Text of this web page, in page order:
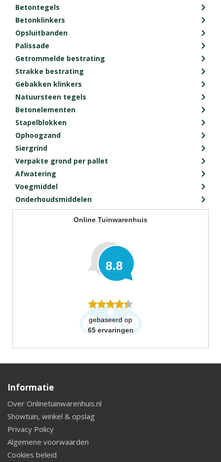
Betontegels
Betonklinkers
Opsluitbanden
Palissade
Getrommelde bestrating
Strakke bestrating
Gebakken klinkers
Natuursteen tegels
Betonelementen
Stapelblokken
Ophoogzand
Siergrind
Verpakte grond per pallet
Afwatering
Voegmiddel
Onderhoudsmiddelen
Online Tuinwarenhuis
8.8
gebaseerd op
65 ervaringen
Informatie
Over Onlinetuinwarenhuis.nl
Showtuin, winkel & opslag
Privacy Policy
Algemene voorwaarden
Cookies beleid